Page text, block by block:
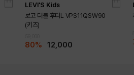
LEVI'S Kids
로고 더블 후디L VPS11QSW90
(키즈)
80% 12,000